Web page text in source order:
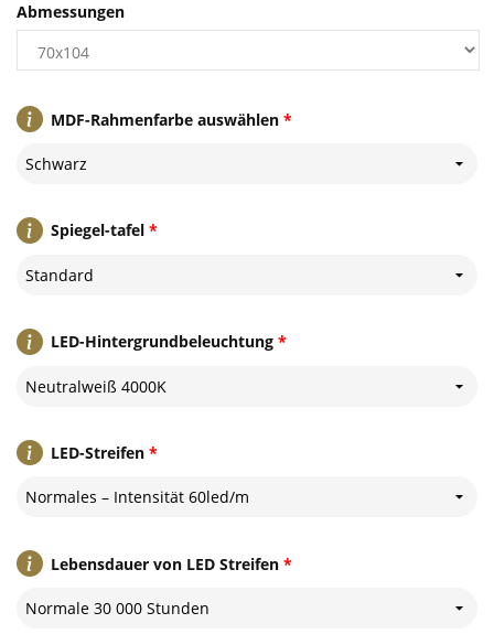
*
MDF-Rahmenfarbe auswählen
Schwarz
*
Spiegel-tafel
Standard
*
LED-Hintergrundbeleuchtung
Neutralweiß 4000K
*
LED-Streifen
Normales – Intensität 60led/m
*
Lebensdauer von LED Streifen
Normale 30 000 Stunden
Abmessungen